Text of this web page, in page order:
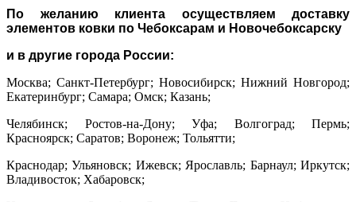
По желанию клиента осуществляем доставку
элементов ковки по Чебоксарам и Новочебоксарску
и в другие города России:
Москва; Санкт-Петербург; Новосибирск; Нижний Новгород;
Екатеринбург; Самара; Омск; Казань;
Челябинск; Ростов-на-Дону; Уфа; Волгоград; Пермь;
Красноярск; Саратов; Воронеж; Тольятти;
Краснодар; Ульяновск; Ижевск; Ярославль; Барнаул; Иркутск;
Владивосток; Хабаровск;